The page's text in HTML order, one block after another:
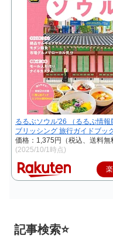
るるぶソウル'26 （るるぶ情報
ブリッシング 旅行ガイドブッ
価格：1,375円（税込、送料無
(2025/10/1時点)
記事検索⭐